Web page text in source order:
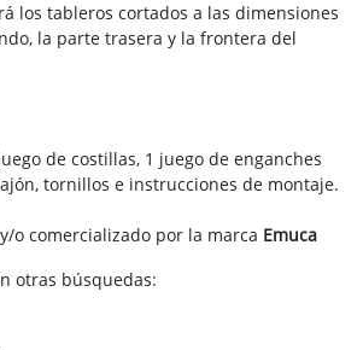
los tableros cortados a las dimensiones
la parte trasera y la frontera del
de costillas, 1 juego de enganches
tornillos e instrucciones de montaje.
o comercializado por la marca Emuca
otras búsquedas: